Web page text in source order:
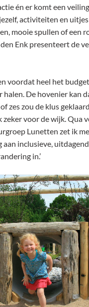
én er komt een
activiteiten en
mooie spullen of een
Enk presenteert de
voordat heel het
halen. De hovenier kan
zes zou de klus
voor de wijk. Qua
Lunetten zet ik
inclusieve,
in.’